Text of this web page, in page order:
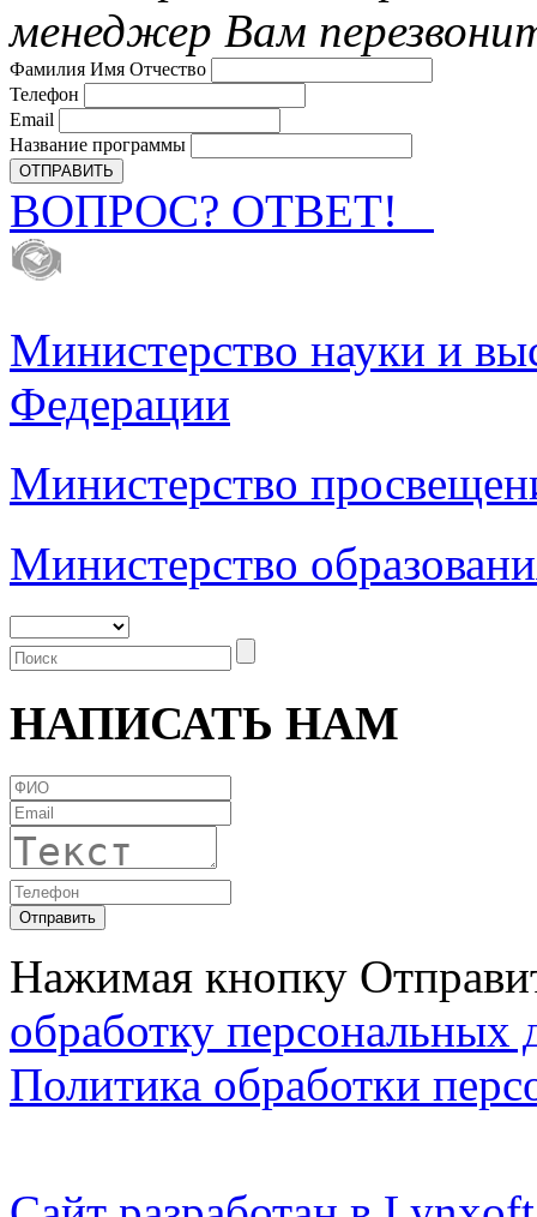
менеджер Вам
Фамилия Имя Отчество
Телефон
Email
Название программы
ВОПРОС? ОТВЕТ!
Министерство науки и
Федерации
Министерство
Министерство
НАПИСАТЬ НАМ
Нажимая кнопку
обработку персональных
Политика обработки